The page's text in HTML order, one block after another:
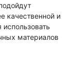
качественной и
материалов